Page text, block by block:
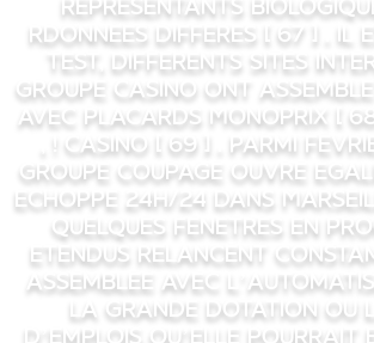
representants
rdonnees differes [ 67 ] . Il
test, differents sites
groupe Casino ont
avec placards Monoprix [
, ! Casino [ 69 ] . Parmi
groupe Coupage ouvre
echoppe 24h/24 dans
quelques fenetres en
etendus relancent
assemblee avec
la grande dotation ou
d’emplois qu’elle pourrait